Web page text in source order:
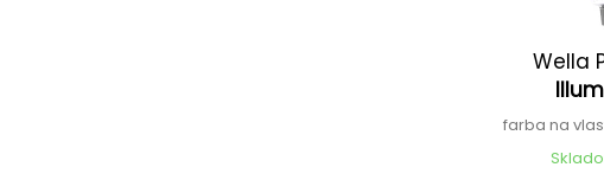
Wella
farba na